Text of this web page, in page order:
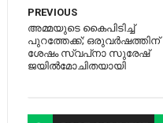
PREVIOUS
അമ്മയുടെ കൈപിടിച്ച്
പുറത്തേക്ക്; ഒരുവര്‍ഷത്തിന്
ശേഷം സ്വപ്‌നാ സുരേഷ്
ജയില്‍മോചിതയായി